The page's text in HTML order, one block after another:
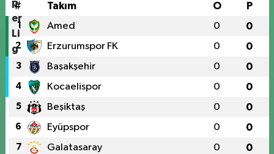
# Takım O P
1 Amed 0 0
2 Erzurumspor FK 0 0
3 Başakşehir 0 0
4 Kocaelispor 0 0
5 Beşiktaş 0 0
6 Eyüpspor 0 0
7 Galatasaray 0 0